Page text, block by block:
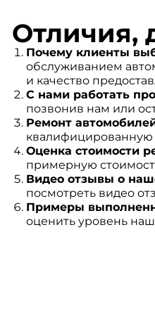
Отличия,
Почему клиенты
обслуживанием
и качество
С нами работать
позвонив нам или
Ремонт
Оценка стоимости
примерную
Видео отзывы о
посмотреть видео
Примеры
оценить уровень